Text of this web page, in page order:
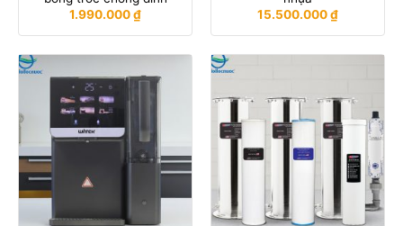
1.990.000₫
15.500.000₫